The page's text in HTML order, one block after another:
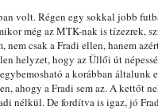
volt. Régen egy sokkal jobb
még az MTK-nak is tízezrek,
nem csak a Fradi ellen, hanem
helyzet, hogy az Üllői út
a korábban általunk
ahogy a Fradi sem az. A kettőt
nélkül. De fordítva is igaz, jó